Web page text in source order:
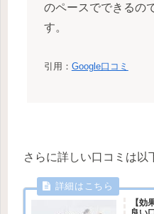
のペースでできるの
す。
引用： Google口コミ
さらに詳しい口コミは以
【